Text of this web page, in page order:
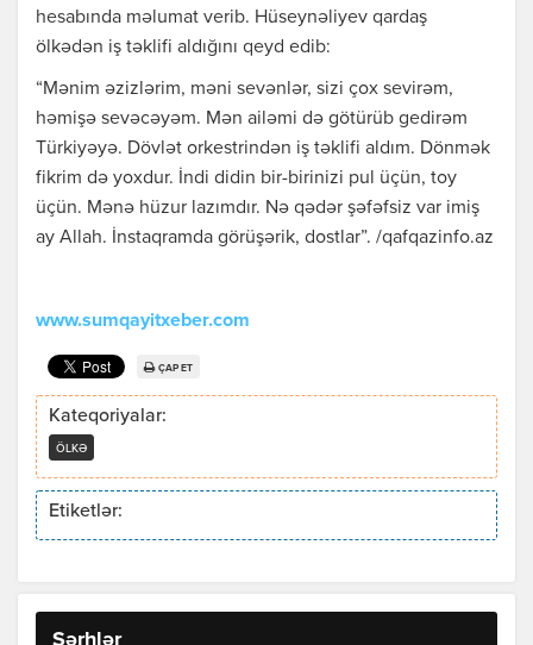
hesabında məlumat verib. Hüseynəliyev qardaş
ölkədən iş təklifi aldığını qeyd edib:
“Mənim əzizlərim, məni sevənlər, sizi çox sevirəm,
həmişə sevəcəyəm. Mən ailəmi də götürüb gedirəm
Türkiyəyə. Dövlət orkestrindən iş təklifi aldım. Dönmək
fikrim də yoxdur. İndi didin bir-birinizi pul üçün, toy
üçün. Mənə hüzur lazımdır. Nə qədər şəfəfsiz var imiş
ay Allah. İnstaqramda görüşərik, dostlar”. /qafqazinfo.az
www.sumqayitxeber.com
ÇAP ET
Kateqoriyalar:
ÖLKƏ
Etiketlər:
Şərhlər